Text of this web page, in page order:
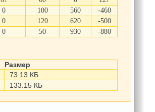
0 100 560
-460
0 120 620
-500
0 50 930 -880
Размер
73.13 КБ
133.15 КБ